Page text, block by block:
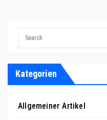
Kategorien
Allgemeiner Artikel